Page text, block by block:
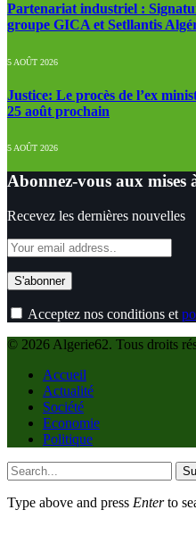
Partenariat industriel :
groupe GICA et Setllantis
5 AOÛT 2026
Justice: Le procès de l’ex
25 août prochain
5 AOÛT 2026
Abonnez-vous aux mises
Recevez les dernières nouvelles
Acceptez nos conditions et
© 2026 Algerie62. Tous droits
Accueil
Actualité
Société
Economie
Politique
Type above and press Enterto